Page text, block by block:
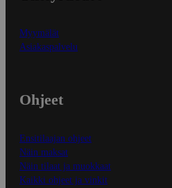
Myymälät
Asiakaspalvelu
Ohjeet
Ensitilaajan ohjeet
Näin maksat
Näin tilaat ja muokkaat
Kaikki ohjeet ja vinkit